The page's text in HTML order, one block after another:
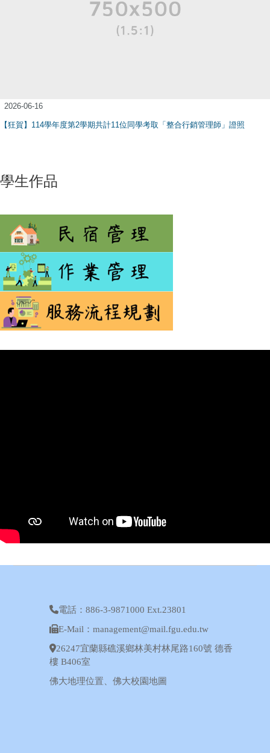
2026-06-16
【狂賀】114學年度第2學期共計11位同學考取「整合行銷管理師」證照
學生作品
電話：886-3-9871000 Ext.23801
E-Mail：management@mail.fgu.edu.tw
26247宜蘭縣礁溪鄉林美村林尾路160號 德香
樓 B406室
佛大地理位置 、佛大校園地圖